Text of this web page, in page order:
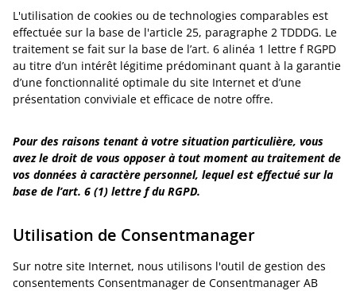
L'utilisation de cookies ou de technologies comparables est
effectuée sur la base de l'article 25, paragraphe 2 TDDDG. Le
traitement se fait sur la base de l’art. 6 alinéa 1 lettre f RGPD
au titre d’un intérêt légitime prédominant quant à la garantie
d’une fonctionnalité optimale du site Internet et d’une
présentation conviviale et efficace de notre offre.
Pour des raisons tenant à votre situation particulière, vous
avez le droit de vous opposer à tout moment au traitement de
vos données à caractère personnel, lequel est effectué sur la
base de l’art. 6 (1) lettre f du RGPD.
Utilisation de Consentmanager
Sur notre site Internet, nous utilisons l'outil de gestion des
consentements Consentmanager de Consentmanager AB